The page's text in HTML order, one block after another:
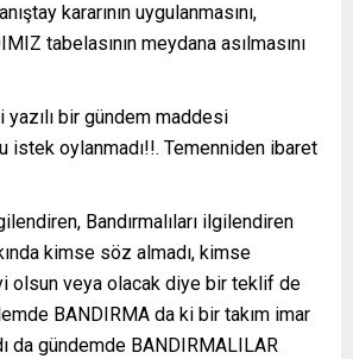
kararının uygulanmasını,
tabelasının meydana asılmasını
bir gündem maddesi
istek oylanmadı!!. Temenniden ibaret
Bandırmalıları ilgilendiren
kimse söz almadı, kimse
olsun veya olacak diye bir teklif de
BANDIRMA da ki bir takım imar
da gündemde BANDIRMALILAR